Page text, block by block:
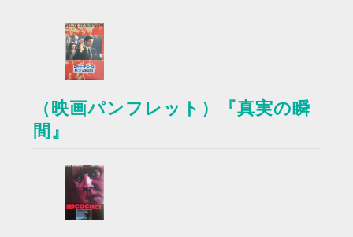
（映画パンフレット）『真実の瞬
間』